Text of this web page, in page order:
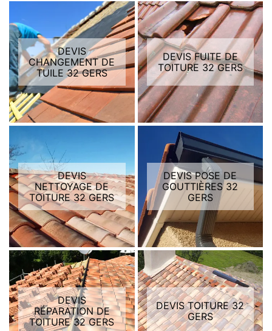
DEVIS
CHANGEMENT DE
TUILE 32 GERS
DEVIS FUITE DE
TOITURE 32 GERS
DEVIS
NETTOYAGE DE
TOITURE 32 GERS
DEVIS POSE DE
GOUTTIÈRES 32
GERS
DEVIS
RÉPARATION DE
TOITURE 32 GERS
DEVIS TOITURE 32
GERS